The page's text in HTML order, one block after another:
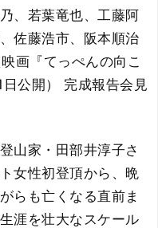
、若葉竜也、工藤阿
佐藤浩市、阪本順治
画『てっぺんの向こ
公開） 完成報告会見
山家・田部井淳子さ
女性初登頂から、晩
らも亡くなる直前ま
涯を壮大なスケール